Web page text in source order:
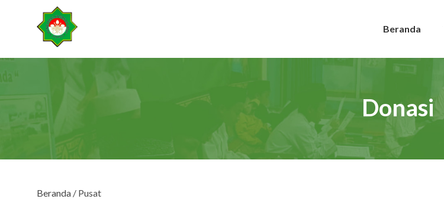
Beranda
Donasi
Beranda / Pusat